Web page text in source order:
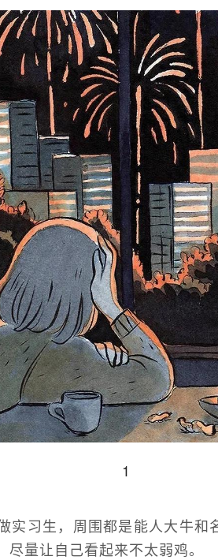
1
实习生，周围都是能人大牛和
量让自己看起来不太弱鸡。